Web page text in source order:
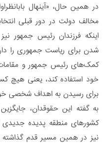
در همین حال، «آینهال
مخالف دولت در دور قبلی
اینکه فرزندان رئیس جمهور
شدن برای ریاست جمهوری را
کمک‌های رئیس جمهور و
خود استفاده کند، یعنی هیچ
برای رسیدن به اهداف شخصی
به گفته این حقوقدان،
کشورهای منطقه پدیده
نیز در همین مسیر قدم